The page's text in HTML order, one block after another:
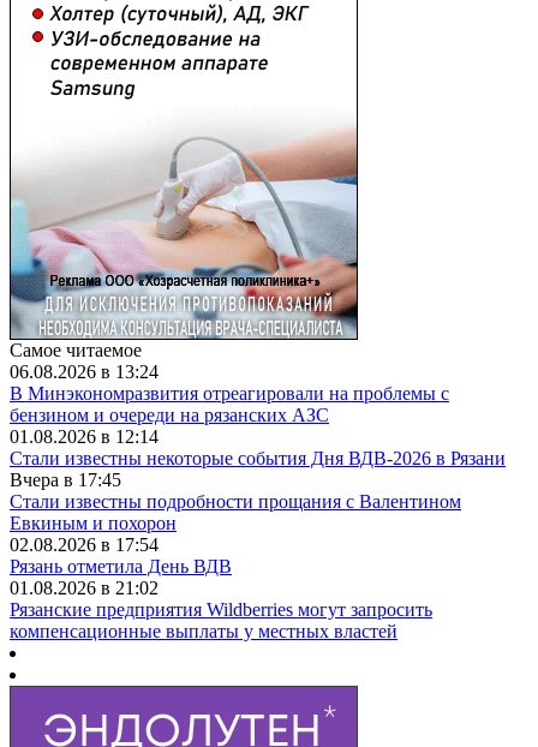
Самое читаемое
06.08.2026 в 13:24
В Минэкономразвития отреагировали на проблемы с
бензином и очереди на рязанских АЗС
01.08.2026 в 12:14
Стали известны некоторые события Дня ВДВ-2026 в Рязани
Вчера в 17:45
Стали известны подробности прощания с Валентином
Евкиным и похорон
02.08.2026 в 17:54
Рязань отметила День ВДВ
01.08.2026 в 21:02
Рязанские предприятия Wildberries могут запросить
компенсационные выплаты у местных властей